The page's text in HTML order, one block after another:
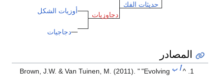
حديثات الفك
دجاوزيات أوزيات الشكل
دجاجيات
المصادر
ب Brown, J.W. & Van Tuinen, M. (2011). ""Evolving